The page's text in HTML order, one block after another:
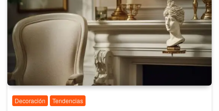
Decoración Tendencias